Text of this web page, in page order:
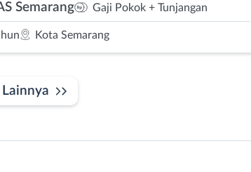
Semarang Gaji Pokok + Tunjangan
Kota Semarang